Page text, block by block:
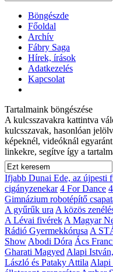
Böngészde
Főoldal
Archív
Fábry Saga
Hírek, írások
Adatkezelés
Kapcsolat
Tartalmaink böngészése
A kulcsszavakra kattintva
kulcsszavak, hasonlóan
képeknél, videóknál
linkekre, segítve így a
Ifjabb Dunai Ede, az újpesti
cigányzenekar 4 For Dance
Gimnázium robotépítő
A gyűrűk ura A közös
A Lévai fivérek A Magyar
Rádió Gyermekkórusa A
Show Abodi Dóra Ács
Gharati Magyed Alapi
László és Pataky Attila Alapi